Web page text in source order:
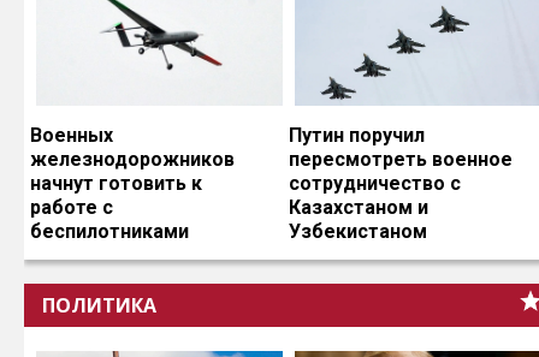
Военных
железнодорожников
начнут готовить к
работе с
беспилотниками
Путин поручил
пересмотреть военное
сотрудничество с
Казахстаном и
Узбекистаном
ПОЛИТИКА